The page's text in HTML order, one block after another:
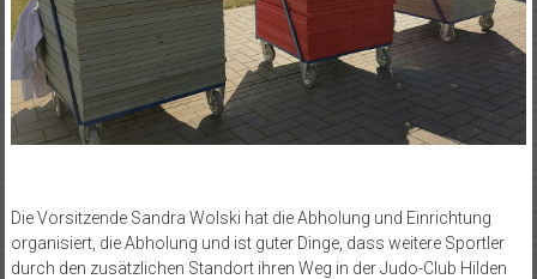
Die Vorsitzende Sandra Wolski hat die Abholung und Einrichtung
organisiert, die Abholung und ist guter Dinge, dass weitere Sportler
durch den zusätzlichen Standort ihren Weg in der Judo-Club Hilden